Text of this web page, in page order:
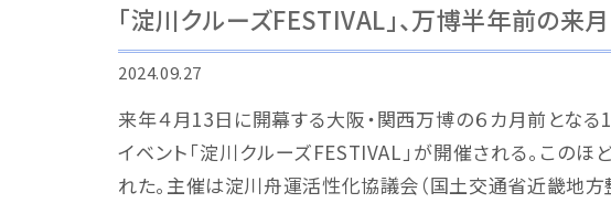
「淀川クルーズFESTIVAL」、万博半年前の来
2024.09.27
来年４月13日に開幕する大阪・関西万博の６カ月前となる
イベント「淀川クルーズFESTIVAL」が開催される。この
れた。主催は淀川舟運活性化協議会（国土交通省近畿地方